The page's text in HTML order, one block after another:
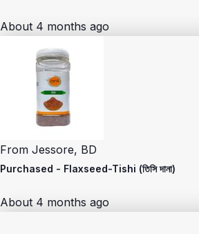
About 4 months ago
From Jessore, BD
Purchased - Flaxseed-Tishi (তিসি দানা)
About 4 months ago